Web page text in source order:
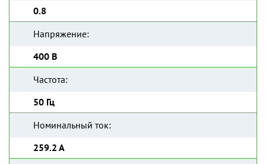
0.8
Напряжение:
400 В
Частота:
50 Гц
Номинальный ток:
259.2 А